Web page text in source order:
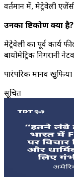
वर्तमान में, मेट्रेवेली
उनका दृष्टिकोण क्या है?
मेट्रेवेली का पूर्व
बायोमेट्रिक निगरानी
पारंपरिक मानव
सूचित